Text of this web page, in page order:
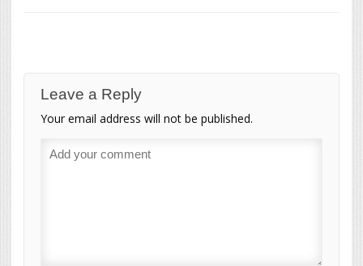
Leave a Reply
Your email address will not be published.